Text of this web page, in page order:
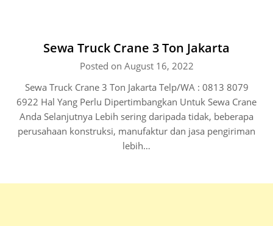
Sewa Truck Crane 3 Ton Jakarta
Posted on August 16, 2022
Sewa Truck Crane 3 Ton Jakarta Telp/WA : 0813 8079
6922 Hal Yang Perlu Dipertimbangkan Untuk Sewa Crane
Anda Selanjutnya Lebih sering daripada tidak, beberapa
perusahaan konstruksi, manufaktur dan jasa pengiriman
lebih…